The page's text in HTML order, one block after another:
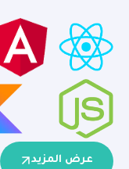
عرض المزيد